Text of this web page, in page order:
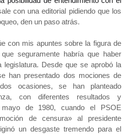
con una editorial pidiendo que los
den un paso atrás.
con mis apuntes sobre la figura de
seguramente habría que haber
legislatura. Desde que se aprobó la
han presentado dos mociones de
ocasiones, se han planteado
con diferentes resultados y
de 1980, cuando el PSOE
de censura» al presidente
un desgaste tremendo para el